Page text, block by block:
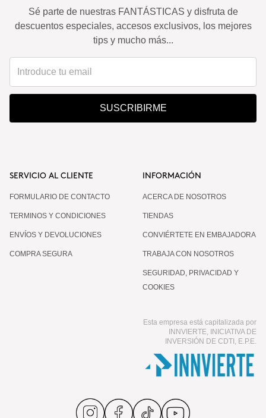
Sé parte de nuestras FANTÁSTICAS y disfruta de
descuentos especiales, accesos exclusivos, los mejores
tips y mucho más...
SUSCRIBIRME
SERVICIO AL CLIENTE
FORMULARIO DE CONTACTO
TERMINOS Y CONDICIONES
ENVÍOS Y DEVOLUCIONES
COMPRA SEGURA
INFORMACIÓN
ACERCA DE NOSOTROS
TIENDAS
CONVIÉRTETE EN EMBAJADORA
TRABAJA CON NOSOTROS
SEGURIDAD, PRIVACIDAD Y
COOKIES
Esta empresa está capitalizada por
INNVIERTE, INICIATIVA DE
INVERSIÓN DE CDTI, E.P.E.